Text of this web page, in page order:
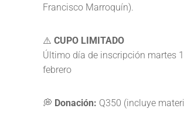
Francisco Marroquín).
⚠️ CUPO LIMITADO
Último día de inscripción martes
febrero
💭 Donación: Q350 (incluye